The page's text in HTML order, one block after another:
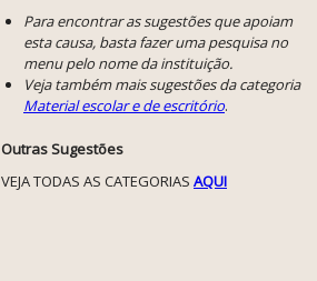
Para encontrar as sugestões que apoiam
esta causa, basta fazer uma pesquisa no
menu pelo nome da instituição.
Veja também mais sugestões da categoria
Material escolar e de escritório.
Outras Sugestões
VEJA TODAS AS CATEGORIAS AQUI